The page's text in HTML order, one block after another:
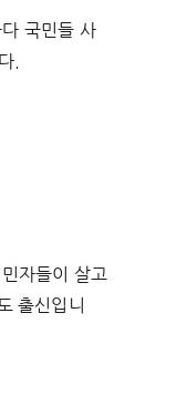
국민들 사
.
자들이 살고
출신입니